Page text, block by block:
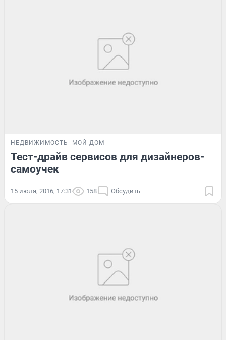
НЕДВИЖИМОСТЬ МОЙ ДОМ
Тест-драйв сервисов для дизайнеров-
самоучек
15 июля, 2016, 17:31 158 Обсудить